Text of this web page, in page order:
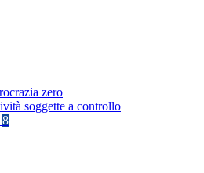
zero
soggette a controllo
8